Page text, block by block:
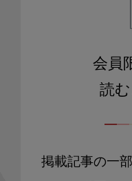
会員
読
掲載記事の一